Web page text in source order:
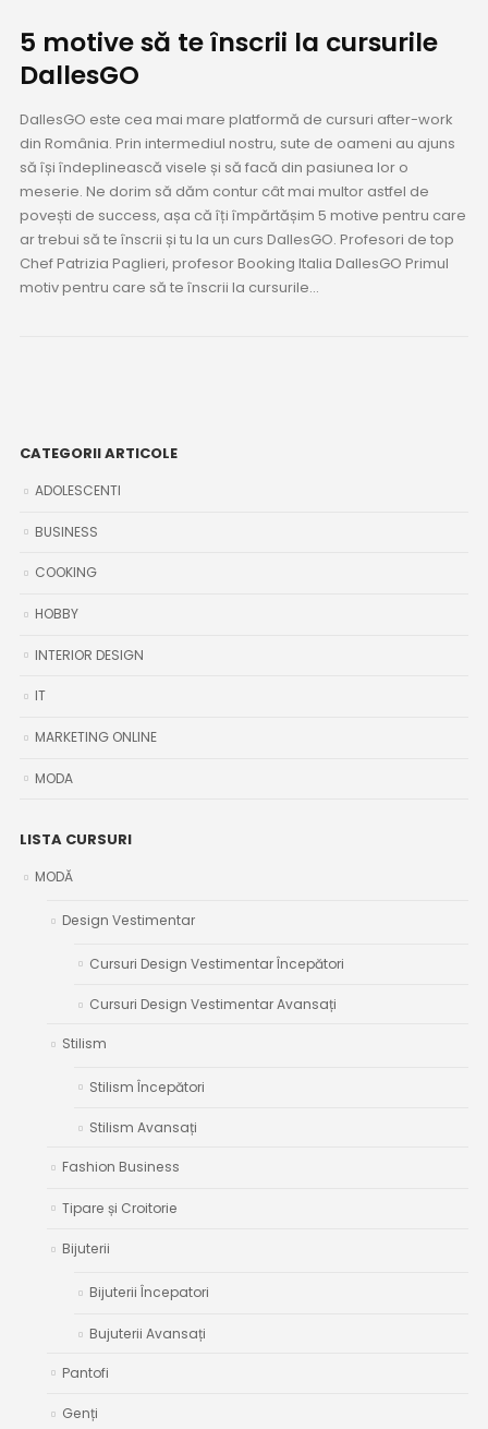
5 motive să te înscrii la cursurile
DallesGO
DallesGO este cea mai mare platformă de cursuri after-work
din România. Prin intermediul nostru, sute de oameni au ajuns
să își îndeplinească visele și să facă din pasiunea lor o
meserie. Ne dorim să dăm contur cât mai multor astfel de
povești de success, așa că îți împărtășim 5 motive pentru care
ar trebui să te înscrii și tu la un curs DallesGO. Profesori de top
Chef Patrizia Paglieri, profesor Booking Italia DallesGO Primul
motiv pentru care să te înscrii la cursurile...
CATEGORII ARTICOLE
ADOLESCENTI
BUSINESS
COOKING
HOBBY
INTERIOR DESIGN
IT
MARKETING ONLINE
MODA
LISTA CURSURI
MODĂ
Design Vestimentar
Cursuri Design Vestimentar Începători
Cursuri Design Vestimentar Avansați
Stilism
Stilism Începători
Stilism Avansați
Fashion Business
Tipare și Croitorie
Bijuterii
Bijuterii Începatori
Bujuterii Avansați
Pantofi
Genți